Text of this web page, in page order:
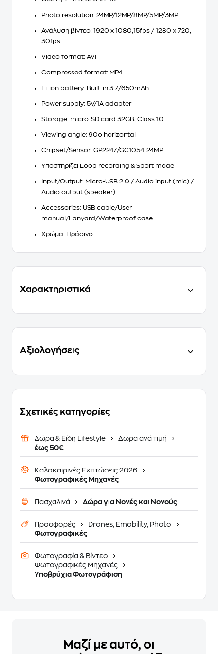
Photo resolution: 24MP/12MP/8MP/5MP/3MP
Ανάλυση βίντεο: 1920 x 1080,15fps / 1280 x 720,
30fps
Video format: AVI
Compressed format: MP4
Li-ion battery: Built-in 3.7/650mAh
Power supply: 5V/1A adapter
Storage: micro-SD card 32GB, Class 10
Viewing angle: 90o horizontal
Chipset/Sensor: GP2247/GC1054-24MP
Υποστηρίζει Loop recording & Sport mode
Input/Output: Micro-USB 2.0 / Audio input (mic) /
Audio output (speaker)
Accessories: USB cable/User
manual/Lanyard/Waterproof case
Χρώμα: Πράσινο
Χαρακτηριστικά
Αξιολογήσεις
Σχετικές κατηγορίες
Δώρα & Είδη Lifestyle
Δώρα ανά τιμή
έως 50€
Καλοκαιρινές Εκπτώσεις 2026
Φωτογραφικές Μηχανές
Πασχαλινά Δώρα για Νονές και Νονούς
Προσφορές
Drones, Emobility, Photo
Φωτογραφικές
Φωτογραφία & Βίντεο
Φωτογραφικές Μηχανές
Υποβρύχια Φωτογράφιση
Μαζί με αυτό, οι